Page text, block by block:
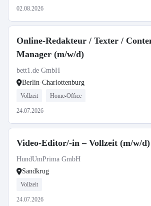
02.08.2026
Online-Redakteur / Texter /
Manager (m/w/d)
bett1.de GmbH
Berlin-Charlottenburg
Vollzeit Home-Office
24.07.2026
Video-Editor/-in – Vollzeit (m/w/d)
HundUmPrima GmbH
Sandkrug
Vollzeit
24.07.2026